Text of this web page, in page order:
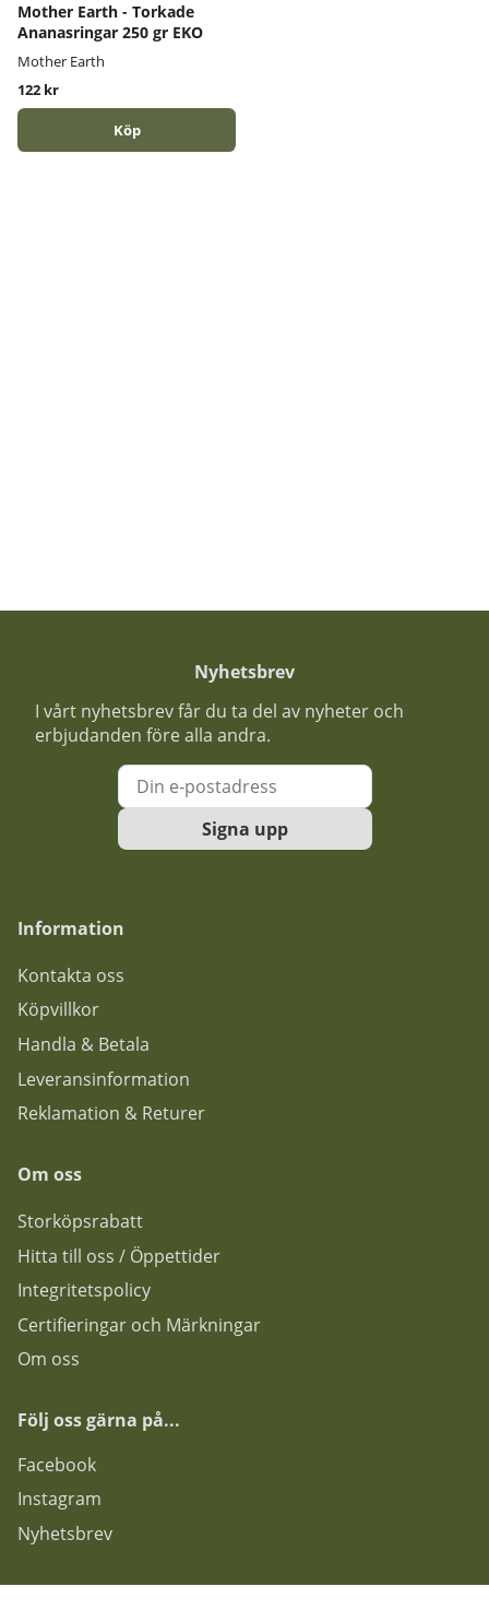
Mother Earth - Torkade
Ananasringar 250 gr EKO
Mother Earth
122 kr
Köp
Nyhetsbrev
I vårt nyhetsbrev får du ta del av nyheter och
erbjudanden före alla andra.
Signa upp
Information
Kontakta oss
Köpvillkor
Handla & Betala
Leveransinformation
Reklamation & Returer
Om oss
Storköpsrabatt
Hitta till oss / Öppettider
Integritetspolicy
Certifieringar och Märkningar
Om oss
Följ oss gärna på...
Facebook
Instagram
Nyhetsbrev